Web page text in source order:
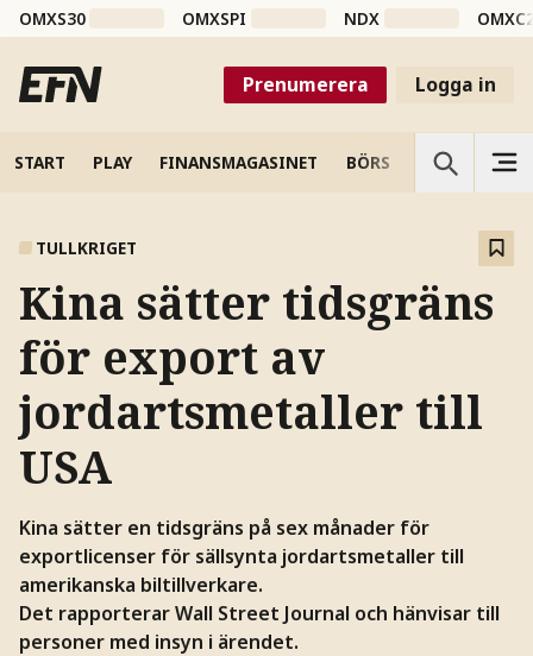
OMXS30 OMXSPI NDX
Prenumerera Logga in
START PLAY FINANSMAGASINET BÖRS VETENSKAP
TULLKRIGET
Kina sätter tidsgräns
för export av
jordartsmetaller till
USA
Kina sätter en tidsgräns på sex månader för
exportlicenser för sällsynta jordartsmetaller till
amerikanska biltillverkare.
Det rapporterar Wall Street Journal och hänvisar till
personer med insyn i ärendet.